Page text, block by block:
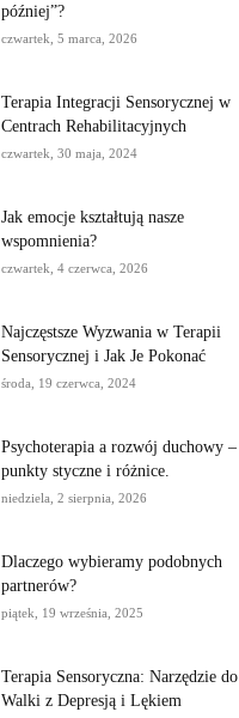
później”?
czwartek, 5 marca, 2026
Terapia Integracji Sensorycznej w
Centrach Rehabilitacyjnych
czwartek, 30 maja, 2024
Jak emocje kształtują nasze
wspomnienia?
czwartek, 4 czerwca, 2026
Najczęstsze Wyzwania w Terapii
Sensorycznej i Jak Je Pokonać
środa, 19 czerwca, 2024
Psychoterapia a rozwój duchowy –
punkty styczne i różnice.
niedziela, 2 sierpnia, 2026
Dlaczego wybieramy podobnych
partnerów?
piątek, 19 września, 2025
Terapia Sensoryczna: Narzędzie do
Walki z Depresją i Lękiem